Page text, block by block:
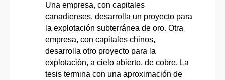
Una empresa, con capitales
canadienses, desarrolla un proyecto para
la explotación subterránea de oro. Otra
empresa, con capitales chinos,
desarrolla otro proyecto para la
explotación, a cielo abierto, de cobre. La
tesis termina con una aproximación de